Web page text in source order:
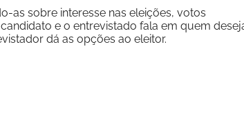
as sobre interesse nas eleições, votos
e o entrevistado fala em quem
dá as opções ao eleitor.